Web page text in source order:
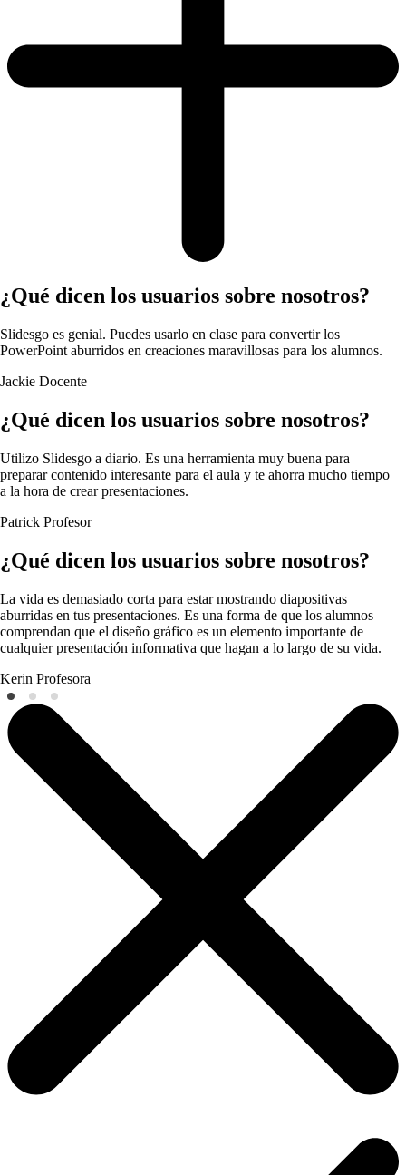
¿Qué dicen los usuarios sobre nosotros?
Slidesgo es genial. Puedes usarlo en clase para convertir los
PowerPoint aburridos en creaciones maravillosas para los alumnos.
Jackie Docente
¿Qué dicen los usuarios sobre nosotros?
Utilizo Slidesgo a diario. Es una herramienta muy buena para
preparar contenido interesante para el aula y te ahorra mucho tiempo
a la hora de crear presentaciones.
Patrick Profesor
¿Qué dicen los usuarios sobre nosotros?
La vida es demasiado corta para estar mostrando diapositivas
aburridas en tus presentaciones. Es una forma de que los alumnos
comprendan que el diseño gráfico es un elemento importante de
cualquier presentación informativa que hagan a lo largo de su vida.
Kerin Profesora